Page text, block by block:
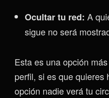
Ocultar tu red: A
sigue no será
Esta es una opción
perfil, si es que quieres
opción nadie verá tu